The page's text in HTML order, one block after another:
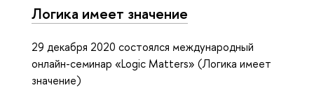
Логика имеет значение
29 декабря 2020 состоялся международный
онлайн-семинар «Logic Matters» (Логика имеет
значение)